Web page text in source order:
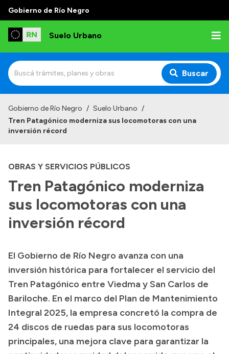
Gobierno de Río Negro
Suelo Urbano
Buscar
Gobierno de Río Negro / Suelo Urbano /
Tren Patagónico moderniza sus locomotoras con una
inversión récord
OBRAS Y SERVICIOS PÚBLICOS
Tren Patagónico moderniza
sus locomotoras con una
inversión récord
El Gobierno de Río Negro avanza con una
inversión histórica para fortalecer el servicio del
Tren Patagónico entre Viedma y San Carlos de
Bariloche. En el marco del Plan de Mantenimiento
Integral 2025, la empresa concretó la compra de
24 discos de ruedas para sus locomotoras
principales, una mejora clave para garantizar la